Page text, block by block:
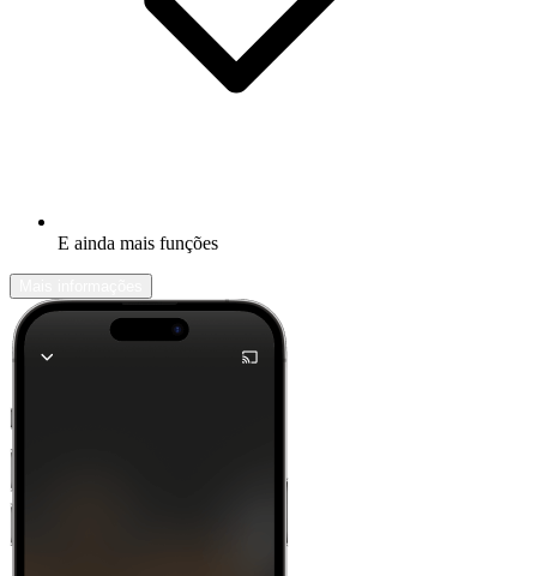
E ainda mais funções